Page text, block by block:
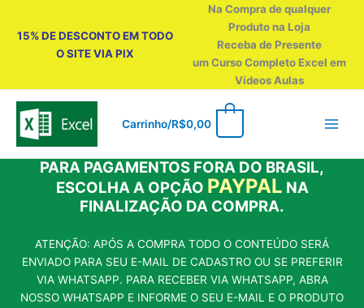
15% DE DESCONTO EM TODO
O SITE VIA PIX
Na Compra de qualquer
Produto na Loja
Receba de Presente
um Curso Completo Excel em
Vídeos Aulas
Carrinho/R$0,00
PARA PAGAMENTOS FORA DO BRASIL,
ESCOLHA A OPÇÃO PAYPAL NA
FINALIZAÇÃO DA COMPRA.
ATENÇÃO: APÓS A COMPRA TODO O CONTEÚDO SERÁ
ENVIADO PARA SEU E-MAIL DE CADASTRO OU SE PREFERIR
VIA WHATSAPP. PARA RECEBER VIA WHATSAPP, ABRA
NOSSO WHATSAPP E INFORME O SEU E-MAIL E O PRODUTO